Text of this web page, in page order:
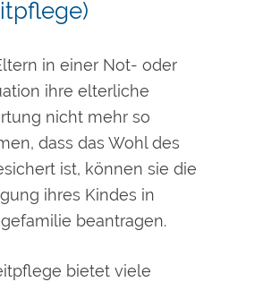
in einer Not- oder
ihre elterliche
nicht mehr so
dass das Wohl des
ist, können sie die
ihres Kindes in
beantragen.
bietet viele